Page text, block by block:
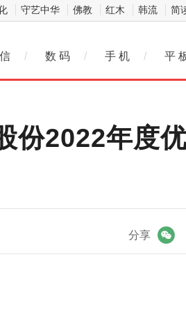
守艺中华 佛教 红木 韩流 简
/ 数 码 / 手 机 / 平
2022年度
分享